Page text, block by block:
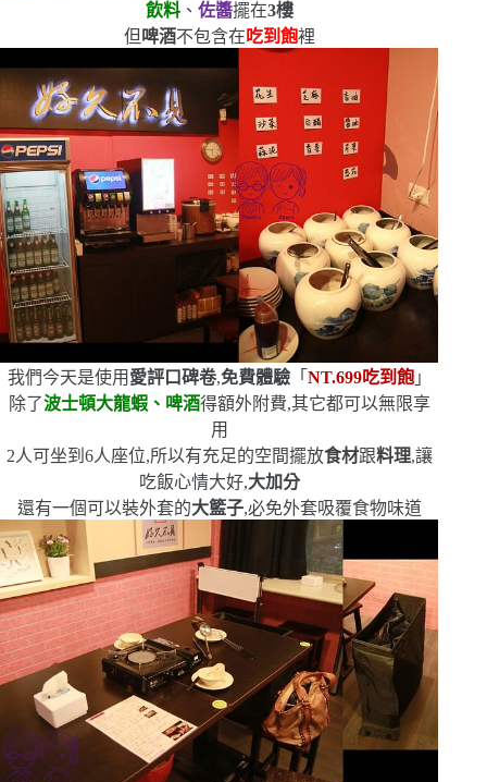
飲料、 佐醬擺在3樓
但啤酒不包含在 吃到飽裡
我們今天是使用 愛評口碑卷,免費體驗「 NT.699吃到飽」
除了波士頓大龍蝦、啤酒得額外附費,其它都可以無限享
用
2人可坐到 6人座位,所以有充足的空間擺放食材跟料理,讓
吃飯心情大好,大加分
還有一個可以裝外套的大籃子,必免外套吸覆食物味道